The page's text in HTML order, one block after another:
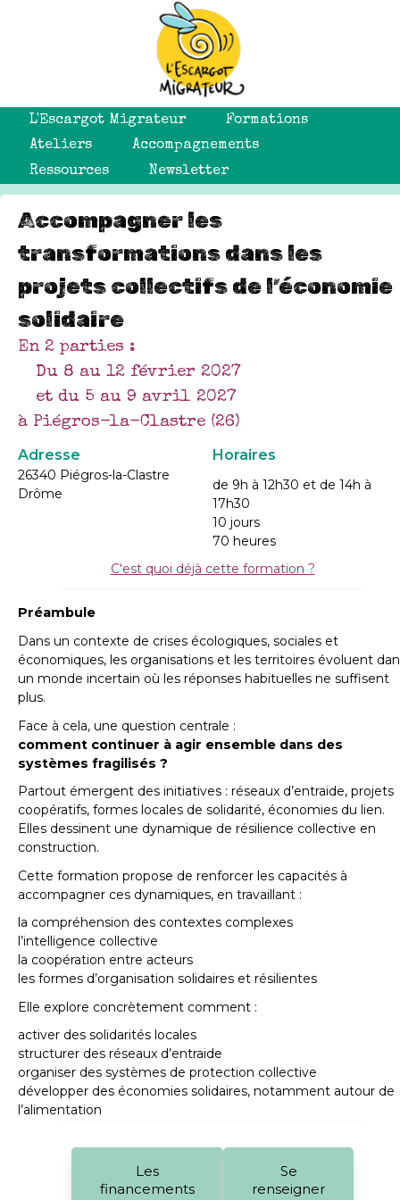
L'Escargot Migrateur
Formations
Ateliers
Accompagnements
Ressources
Newsletter
Accompagner les
transformations dans les
projets collectifs de l’économie
solidaire
En 2 parties :
Du 8 au 12 février 2027
et du 5 au 9 avril 2027
à Piégros-la-Clastre (26)
Adresse
26340 Piégros-la-Clastre
Drôme
Horaires
de 9h à 12h30 et de 14h à
17h30
10 jours
70 heures
C'est quoi déjà cette formation ?
Préambule
Dans un contexte de crises écologiques, sociales et
économiques, les organisations et les territoires évoluent
un monde incertain où les réponses habituelles ne suffisent
plus.
Face à cela, une question centrale :
comment continuer à agir ensemble dans des
systèmes fragilisés ?
Partout émergent des initiatives : réseaux d’entraide, projets
coopératifs, formes locales de solidarité, économies du lien.
Elles dessinent une dynamique de résilience collective en
construction.
Cette formation propose de renforcer les capacités à
accompagner ces dynamiques, en travaillant :
la compréhension des contextes complexes
l’intelligence collective
la coopération entre acteurs
les formes d’organisation solidaires et résilientes
Elle explore concrètement comment :
activer des solidarités locales
structurer des réseaux d’entraide
organiser des systèmes de protection collective
développer des économies solidaires, notamment autour de
l’alimentation
Les
financements
Se
renseigner